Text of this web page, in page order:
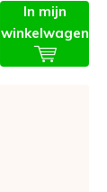
In mijn
winkelwagen